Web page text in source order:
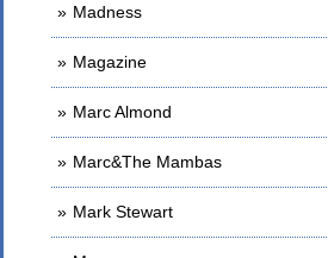
Madness
Magazine
Marc Almond
Marc&The Mambas
Mark Stewart